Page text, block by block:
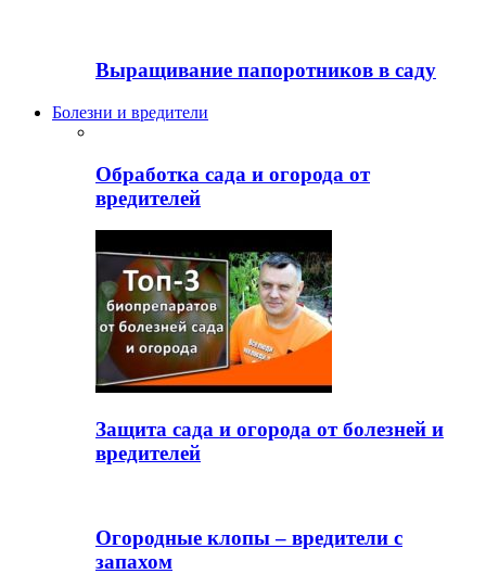
Выращивание папоротников в саду
Болезни и вредители
Обработка сада и огорода от
вредителей
Защита сада и огорода от болезней и
вредителей
Огородные клопы – вредители с
запахом